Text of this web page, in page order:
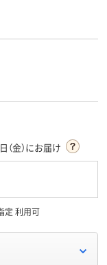
（金）にお届け
定 利用可